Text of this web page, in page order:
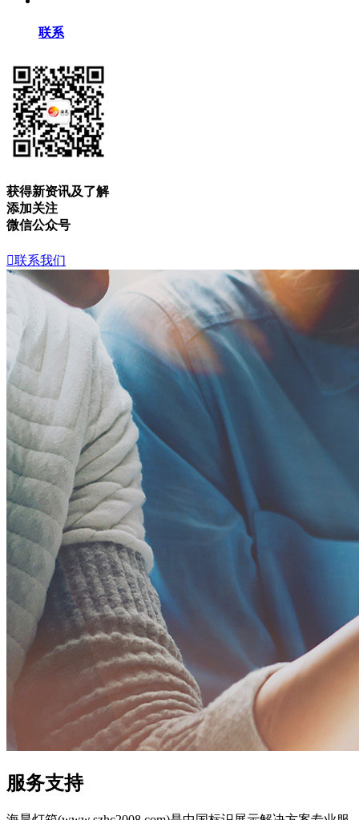
联系
获得新资讯及了解
添加关注
微信公众号
联系我们
服务支持